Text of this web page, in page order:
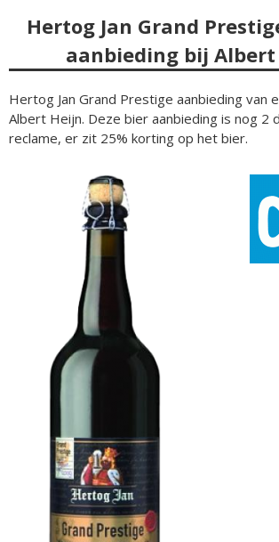
Hertog Jan Grand
aanbieding bij
Hertog Jan Grand Prestige aanbieding van
Albert Heijn. Deze bier aanbieding is nog 2
reclame, er zit 25% korting op het bier.